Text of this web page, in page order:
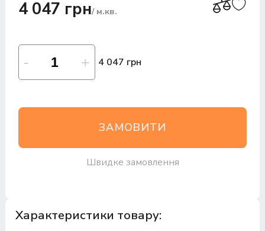
4 047 грн/ м.кв.
4 047 грн
ЗАМОВИТИ
Швидке замовлення
Характеристики товару: